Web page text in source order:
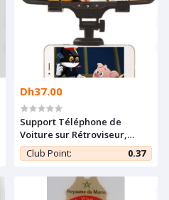
Dh37.00
Support Téléphone de
Voiture sur Rétroviseur,
Tourne 360°, Compatible
avec tous les téléphones
Club Point: 0.37